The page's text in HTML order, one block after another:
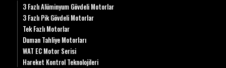
3 Fazlı Alüminyum Gövdeli Motorlar
3 Fazlı Pik Gövdeli Motorlar
Tek Fazlı Motorlar
Duman Tahliye Motorları
WAT EC Motor Serisi
Hareket Kontrol Teknolojileri